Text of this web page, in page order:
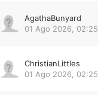
AgathaBunyard
01 Ago 2026, 02:25
ChristianLittles
01 Ago 2026, 02:25